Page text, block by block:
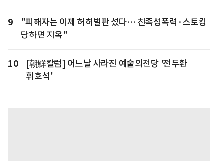
9
"피해자는 이제 허허벌판 섰다… 친족성폭력·스토킹
당하면 지옥"
10
[朝鮮칼럼] 어느날 사라진 예술의전당 '전두환
휘호석'